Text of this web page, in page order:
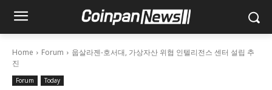
Home Forum
웁살라젠-호서대, 가상자산 위협 인텔리전스 센터 설립 추
진
Forum Today